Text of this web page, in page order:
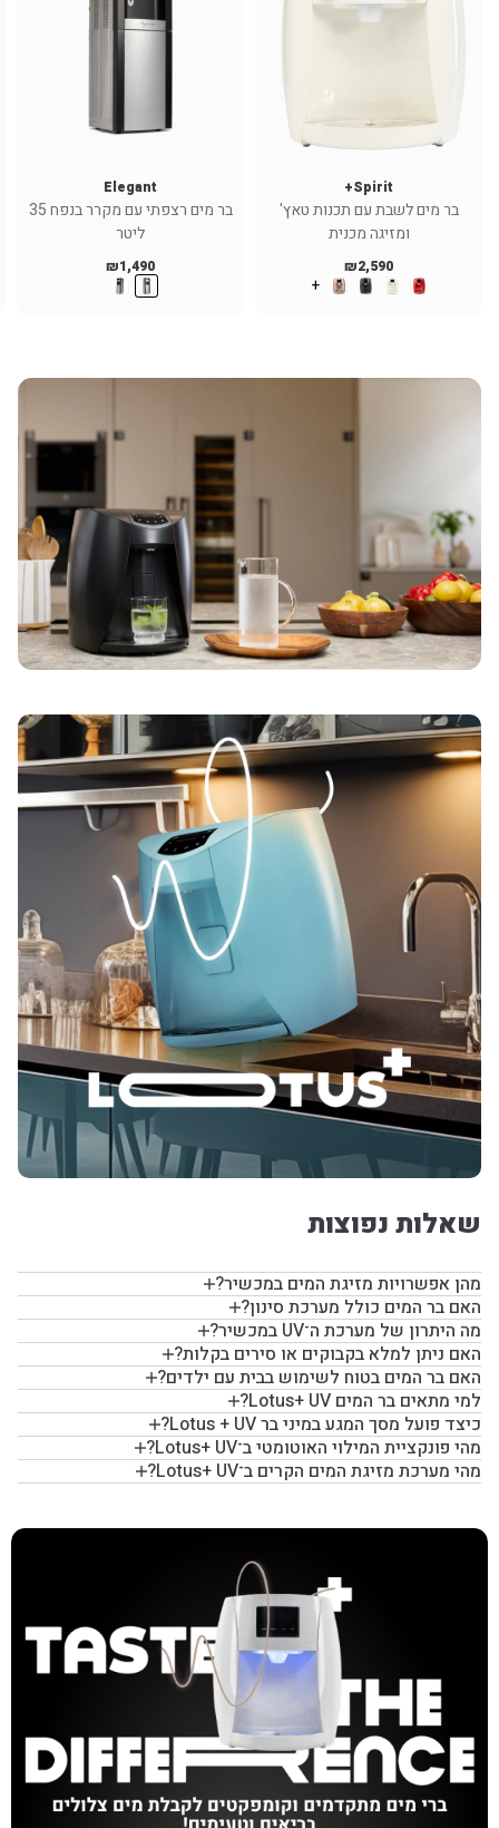
Spirit+
בר מים לשבת עם תכנות טאץ'
ומזיגה מכנית
₪2,590
+
Elegant
בר מים רצפתי עם מקרר בנפח 35
ליטר
₪1,490
שאלות נפוצות
מהן אפשרויות מזיגת המים במכשיר?
האם בר המים כולל מערכת סינון?
מה היתרון של מערכת ה־UV במכשיר?
האם ניתן למלא בקבוקים או סירים בקלות?
האם בר המים בטוח לשימוש בבית עם ילדים?
למי מתאים בר המים Lotus+ UV?
כיצד פועל מסך המגע במיני בר Lotus + UV?
מהי פונקציית המילוי האוטומטי ב־Lotus+ UV?
מהי מערכת מזיגת המים הקרים ב־Lotus+ UV?